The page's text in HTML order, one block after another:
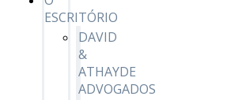
ESCRITÓRIO
DAVID
&
ATHAYDE
ADVOGADOS